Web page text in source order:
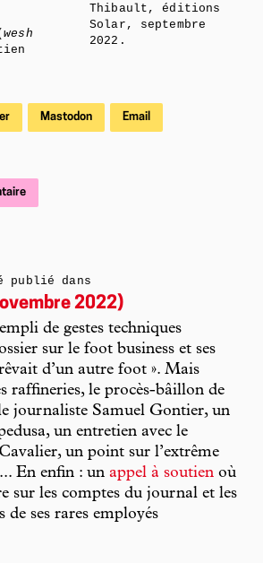
wesh
Thibault, éditions
Solar, septembre
2022.
Mastodon Email
dans
2022)
de gestes techniques
sur le foot business et ses
d’un autre foot ». Mais
raffineries, le procès-bâillon de
journaliste Samuel Gontier, un
un entretien avec le
un point sur l’extrême
En enfin : un appel à soutien où
sur les comptes du journal et les
de ses rares employés